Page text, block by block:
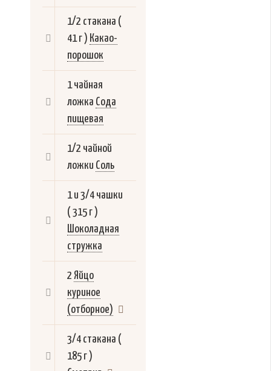
1/2 стакана (
41 г ) Какао-
порошок
1 чайная
ложка Сода
пищевая
1/2 чайной
ложки Соль
1 и 3/4 чашки
( 315 г )
Шоколадная
стружка
2 Яйцо
куриное
(отборное)
3/4 стакана (
185 г )